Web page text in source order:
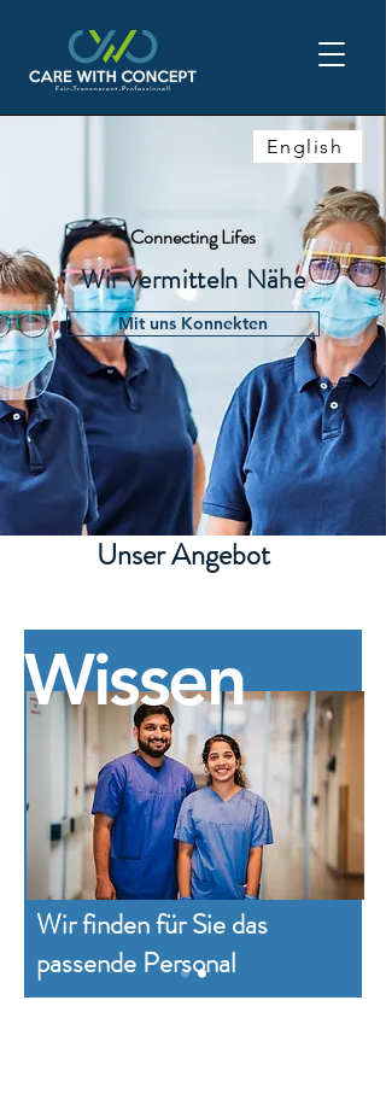
English
Connecting Lifes
Wir vermitteln Nähe
Mit uns Konnekten
Unser Angebot
Wissen
Wir finden für Sie das
passende Personal